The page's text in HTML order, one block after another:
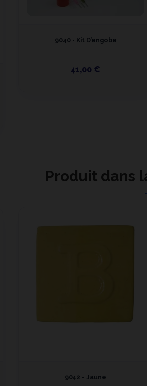
9040 - Kit D’engobe
41,00 €
Produit dans
9042 - Jaune